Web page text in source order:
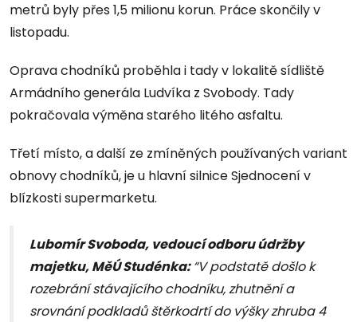
metrů byly přes 1,5 milionu korun. Práce skončily v
listopadu.
Oprava chodníků proběhla i tady v lokalitě sídliště
Armádního generála Ludvíka z Svobody. Tady
pokračovala výměna starého litého asfaltu.
Třetí místo, a další ze zmíněných používaných variant
obnovy chodníků, je u hlavní silnice Sjednocení v
blízkosti supermarketu.
Lubomír Svoboda, vedoucí odboru údržby
majetku, MěÚ Studénka:“V podstatě došlo k
rozebrání stávajícího chodníku, zhutnění a
srovnání podkladů štěrkodrtí do výšky zhruba 4